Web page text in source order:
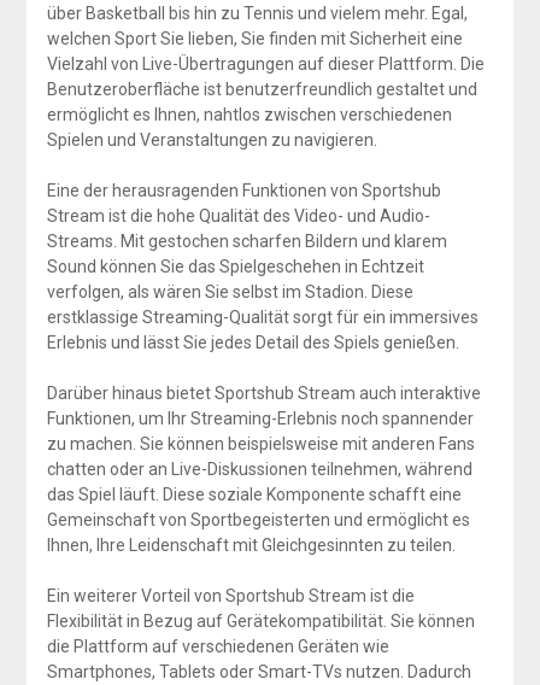
über Basketball bis hin zu Tennis und vielem mehr. Egal,
welchen Sport Sie lieben, Sie finden mit Sicherheit eine
Vielzahl von Live-Übertragungen auf dieser Plattform. Die
Benutzeroberfläche ist benutzerfreundlich gestaltet und
ermöglicht es Ihnen, nahtlos zwischen verschiedenen
Spielen und Veranstaltungen zu navigieren.
Eine der herausragenden Funktionen von Sportshub
Stream ist die hohe Qualität des Video- und Audio-
Streams. Mit gestochen scharfen Bildern und klarem
Sound können Sie das Spielgeschehen in Echtzeit
verfolgen, als wären Sie selbst im Stadion. Diese
erstklassige Streaming-Qualität sorgt für ein immersives
Erlebnis und lässt Sie jedes Detail des Spiels genießen.
Darüber hinaus bietet Sportshub Stream auch interaktive
Funktionen, um Ihr Streaming-Erlebnis noch spannender
zu machen. Sie können beispielsweise mit anderen Fans
chatten oder an Live-Diskussionen teilnehmen, während
das Spiel läuft. Diese soziale Komponente schafft eine
Gemeinschaft von Sportbegeisterten und ermöglicht es
Ihnen, Ihre Leidenschaft mit Gleichgesinnten zu teilen.
Ein weiterer Vorteil von Sportshub Stream ist die
Flexibilität in Bezug auf Gerätekompatibilität. Sie können
die Plattform auf verschiedenen Geräten wie
Smartphones, Tablets oder Smart-TVs nutzen. Dadurch